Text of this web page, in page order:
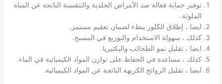
توفير حماية فعالة ضد الأمراض الجلدية والتنفسية الناتجة عن المياه
الملوثة.
ايضا ، إطلاق الكلور ببطء لضمان تعقيم مستمر.
كذلك ، سهولة الاستخدام والتوزيع في المسبح.
ايضا ، تقليل نمو الطحالب والبكتيريا.
كذلك ، مساعدة في الحفاظ على توازن المواد الكيميائية في الماء.
ايضا ، تقليل الروائح الكريهة الناتجة عن المواد الكيميائية.